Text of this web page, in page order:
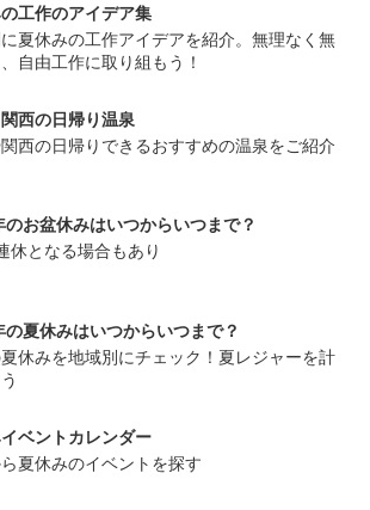
工作のアイデア集
夏休みの工作アイデアを紹介。無理なく無
自由工作に取り組もう！
西の日帰り温泉
西の日帰りできるおすすめの温泉をご紹介
のお盆休みはいつからいつまで？
休となる場合もあり
の夏休みはいつからいつまで？
休みを地域別にチェック！夏レジャーを計
ベントカレンダー
夏休みのイベントを探す